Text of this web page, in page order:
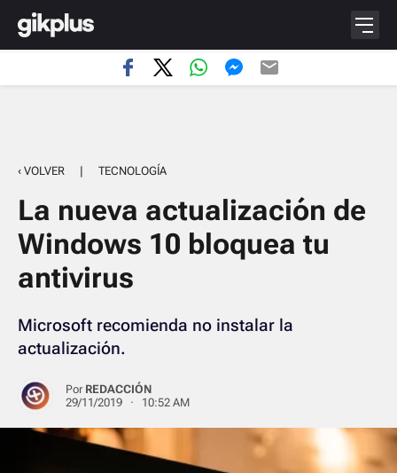
‹ VOLVER | TECNOLOGÍA
La nueva actualización de
Windows 10 bloquea tu
antivirus
Microsoft recomienda no instalar la
actualización.
Por REDACCIÓN
29/11/2019 · 10:52 AM